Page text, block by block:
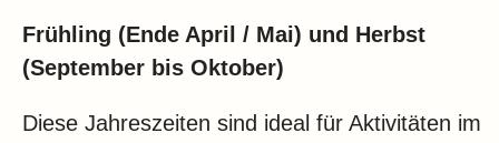
Frühling (Ende April / Mai) und Herbst
(September bis Oktober)
Diese Jahreszeiten sind ideal für Aktivitäten im